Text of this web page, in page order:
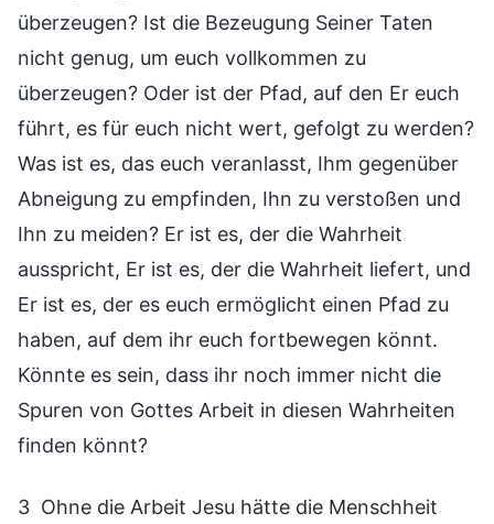
überzeugen? Ist die Bezeugung Seiner Taten
nicht genug, um euch vollkommen zu
überzeugen? Oder ist der Pfad, auf den Er euch
führt, es für euch nicht wert, gefolgt zu werden?
Was ist es, das euch veranlasst, Ihm gegenüber
Abneigung zu empfinden, Ihn zu verstoßen und
Ihn zu meiden? Er ist es, der die Wahrheit
ausspricht, Er ist es, der die Wahrheit liefert, und
Er ist es, der es euch ermöglicht einen Pfad zu
haben, auf dem ihr euch fortbewegen könnt.
Könnte es sein, dass ihr noch immer nicht die
Spuren von Gottes Arbeit in diesen Wahrheiten
finden könnt?
3 Ohne die Arbeit Jesu hätte die Menschheit